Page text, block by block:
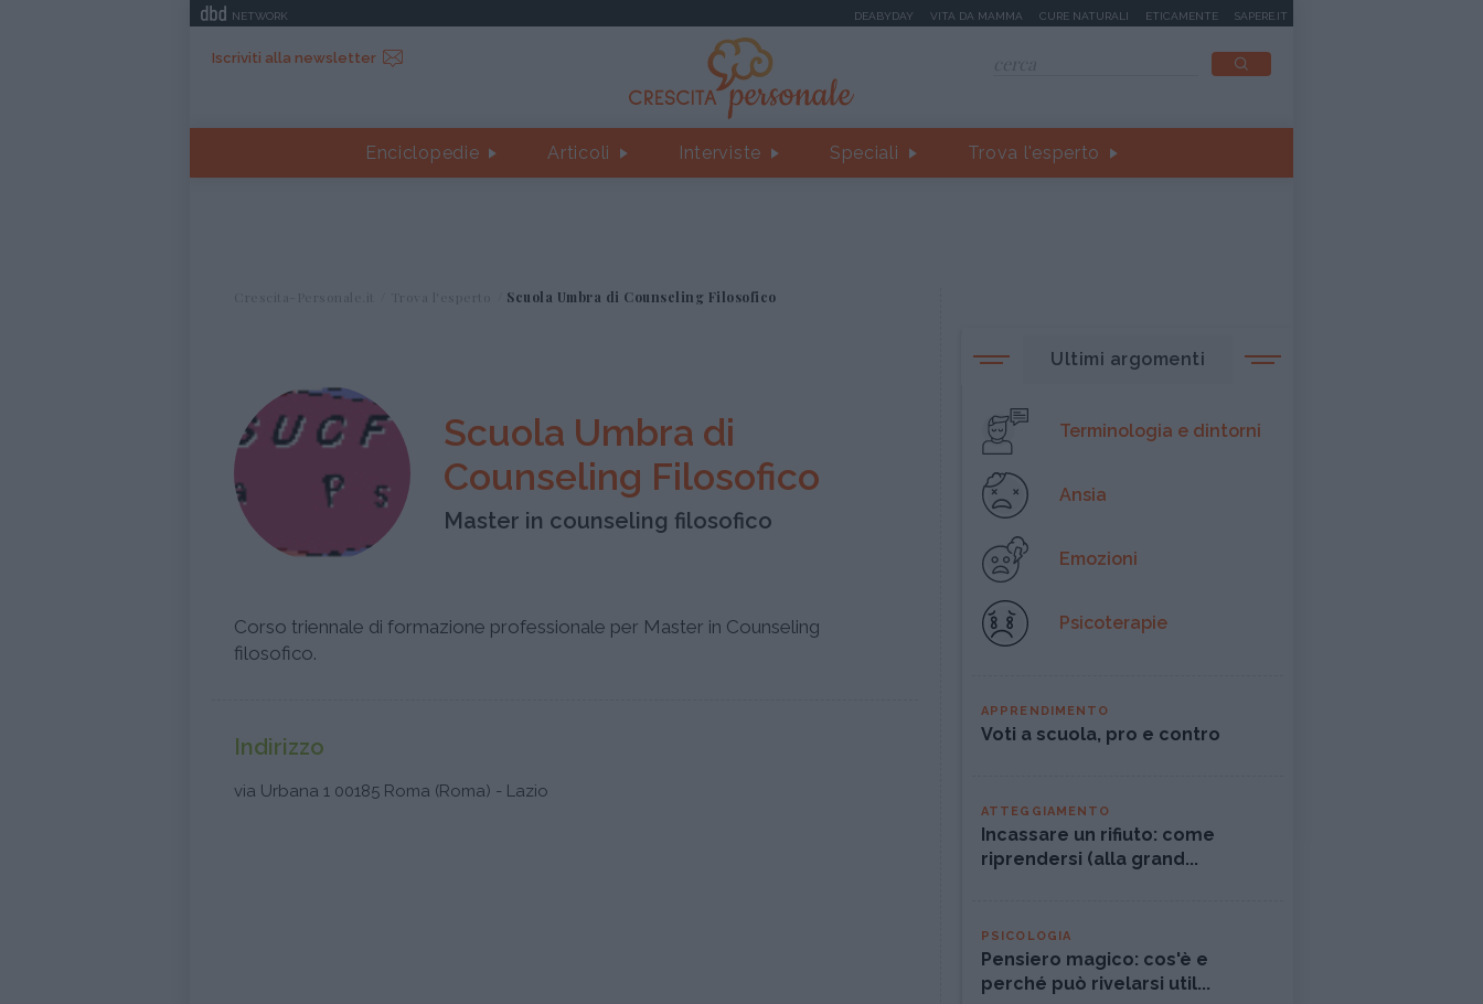
NETWORK DEABYDAY VITA DA MAMMA CURE NATURALI ETICAMENTE SAPERE.IT
Iscriviti alla newsletter
Enciclopedie Articoli Interviste Speciali Trova l'esperto
Scuola Umbra di Counseling Filosofico
Scuola Umbra di
Counseling Filosofico
Master in counseling filosofico
Corso triennale di formazione professionale per Master in Counseling
filosofico.
Indirizzo
via Urbana 1 00185 Roma (Roma) - Lazio
Ultimi argomenti
Terminologia e dintorni
Ansia
Emozioni
Psicoterapie
APPRENDIMENTO
Voti a scuola, pro e contro
ATTEGGIAMENTO
Incassare un rifiuto: come
riprendersi (alla grand...
PSICOLOGIA
Pensiero magico: cos'è e
perché può rivelarsi util...